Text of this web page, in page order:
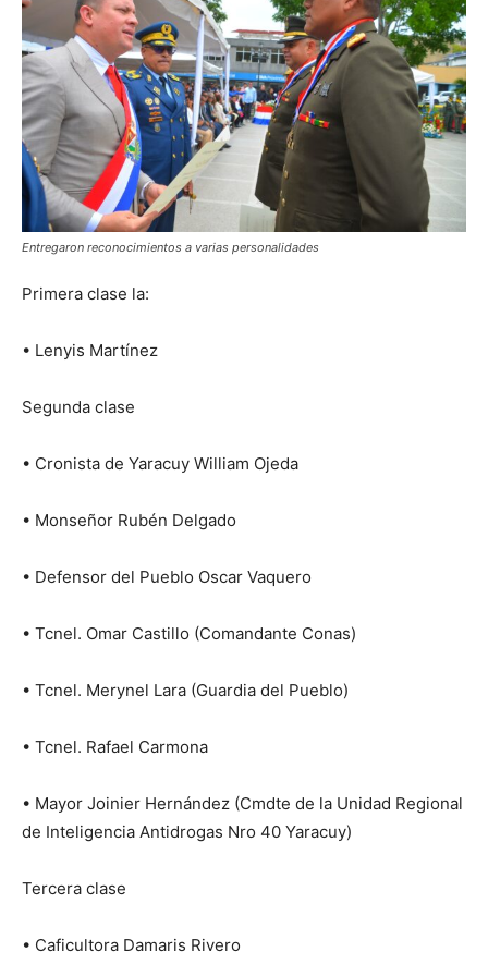
Entregaron reconocimientos a varias personalidades
Primera clase la:
• Lenyis Martínez
Segunda clase
• Cronista de Yaracuy William Ojeda
• Monseñor Rubén Delgado
• Defensor del Pueblo Oscar Vaquero
• Tcnel. Omar Castillo (Comandante Conas)
• Tcnel. Merynel Lara (Guardia del Pueblo)
• Tcnel. Rafael Carmona
• Mayor Joinier Hernández (Cmdte de la Unidad Regional
de Inteligencia Antidrogas Nro 40 Yaracuy)
Tercera clase
• Caficultora Damaris Rivero